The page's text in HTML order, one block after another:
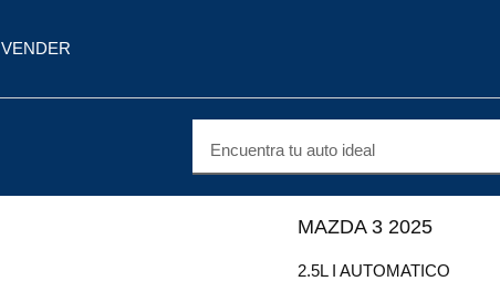
VENDER
Encuentra tu auto ideal
MAZDA 3 2025
2.5L I AUTOMATICO